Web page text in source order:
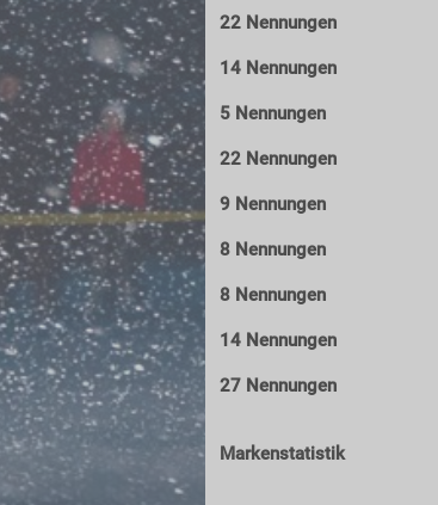
22 Nennungen
14 Nennungen
5 Nennungen
22 Nennungen
9 Nennungen
8 Nennungen
8 Nennungen
14 Nennungen
27 Nennungen
Markenstatistik